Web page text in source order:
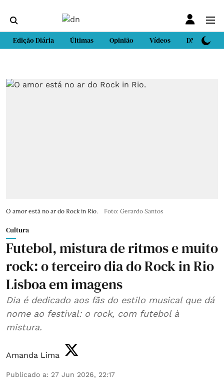
Edição Diária Últimas Opinião Vídeos DN Sport
O amor está no ar do Rock in Rio. Foto: Gerardo Santos
Cultura
Futebol, mistura de ritmos e muito
rock: o terceiro dia do Rock in Rio
Lisboa em imagens
Dia é dedicado aos fãs do estilo musical que dá
nome ao festival: o rock, com futebol à
mistura.
Amanda Lima
Publicado a: 27 Jun 2026, 22:17